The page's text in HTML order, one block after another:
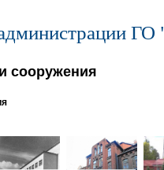
ГО
сооружения